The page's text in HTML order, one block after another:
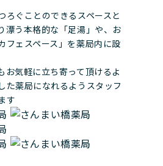
ろぐことのできるスペースと
漂う本格的な「足湯」や、お
フェスペース」を薬局内に設
お気軽に立ち寄って頂けるよ
た薬局になれるようスタッフ
す